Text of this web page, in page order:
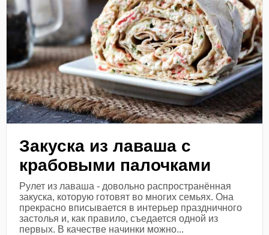
Закуска из лаваша с
крабовыми палочками
Рулет из лаваша - довольно распространённая
закуска, которую готовят во многих семьях. Она
прекрасно вписывается в интерьер праздничного
застолья и, как правило, съедается одной из
первых. В качестве начинки можно...